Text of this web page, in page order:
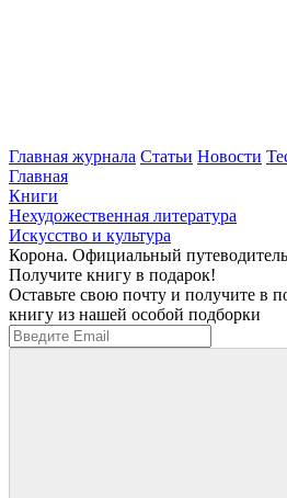
Главная журнала Статьи Новости
Главная
Книги
Нехудожественная литература
Искусство и культура
Корона. Официальный
Получите книгу в подарок!
Оставьте свою почту и получите в
книгу из нашей особой подборки